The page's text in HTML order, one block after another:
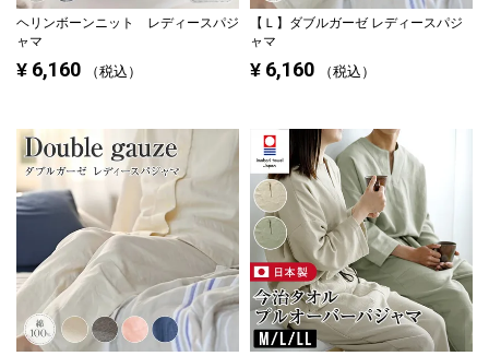
ヘリンボーンニット レディースパジ
ャマ
¥ 6,160 税込
【Ｌ】ダブルガーゼ レディースパジ
ャマ
¥ 6,160 税込